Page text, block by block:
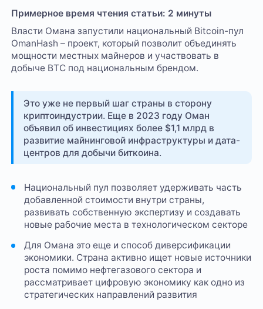
Примерное время чтения статьи: 2 минуты
Власти Омана запустили национальный Bitcoin-пул
OmanHash – проект, который позволит объединять
мощности местных майнеров и участвовать в
добыче BTC под национальным брендом.
Это уже не первый шаг страны в сторону
криптоиндустрии. Еще в 2023 году Оман
объявил об инвестициях более $1,1 млрд в
развитие майнинговой инфраструктуры и дата-
центров для добычи биткоина.
Национальный пул позволяет удерживать часть
добавленной стоимости внутри страны,
развивать собственную экспертизу и создавать
новые рабочие места в технологическом секторе
Для Омана это еще и способ диверсификации
экономики. Страна активно ищет новые источники
роста помимо нефтегазового сектора и
рассматривает цифровую экономику как одно из
стратегических направлений развития